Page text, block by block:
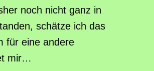
noch nicht ganz in
schätze ich das
für eine andere
mir…